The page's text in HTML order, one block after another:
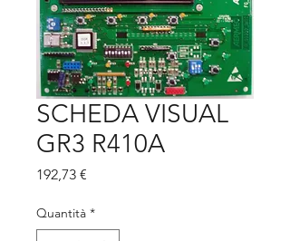
SCHEDA VISUAL
GR3 R410A
192,73 €
Quantità *